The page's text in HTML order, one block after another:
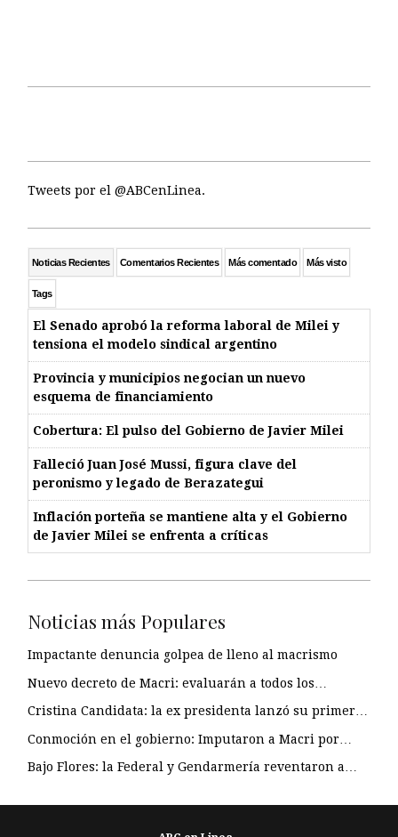
Tweets por el @ABCenLinea.
Noticias Recientes Comentarios Recientes Más comentado Más visto
Tags
El Senado aprobó la reforma laboral de Milei y
tensiona el modelo sindical argentino
Provincia y municipios negocian un nuevo
esquema de financiamiento
Cobertura: El pulso del Gobierno de Javier Milei
Falleció Juan José Mussi, figura clave del
peronismo y legado de Berazategui
Inflación porteña se mantiene alta y el Gobierno
de Javier Milei se enfrenta a críticas
Noticias más Populares
Impactante denuncia golpea de lleno al macrismo
Nuevo decreto de Macri: evaluarán a todos los…
Cristina Candidata: la ex presidenta lanzó su primer…
Conmoción en el gobierno: Imputaron a Macri por…
Bajo Flores: la Federal y Gendarmería reventaron a…